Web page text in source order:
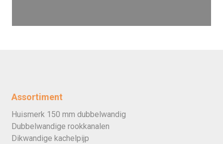
Assortiment
Huismerk 150 mm dubbelwandig
Dubbelwandige rookkanalen
Dikwandige kachelpijp